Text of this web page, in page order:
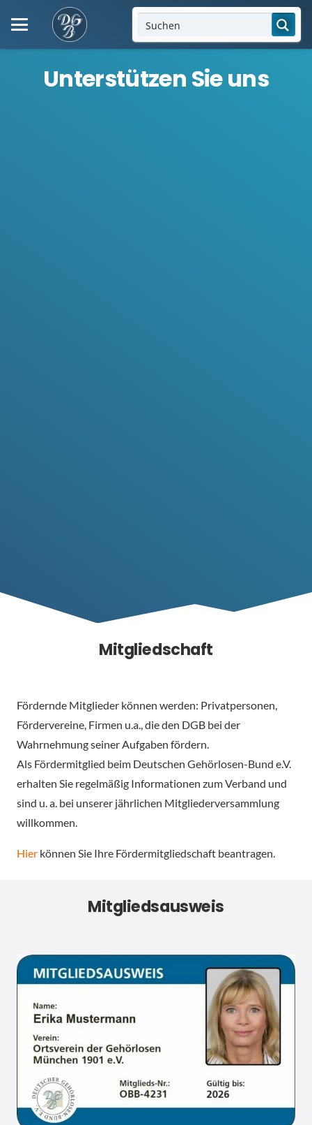
Unterstützen Sie uns
Mitgliedschaft
Fördernde Mitglieder können werden: Privatpersonen,
Fördervereine, Firmen u.a., die den DGB bei der
Wahrnehmung seiner Aufgaben fördern.
Als Fördermitglied beim Deutschen Gehörlosen-Bund e.V.
erhalten Sie regelmäßig Informationen zum Verband und
sind u. a. bei unserer jährlichen Mitgliederversammlung
willkommen.
Hier können Sie Ihre Fördermitgliedschaft beantragen.
Mitgliedsausweis